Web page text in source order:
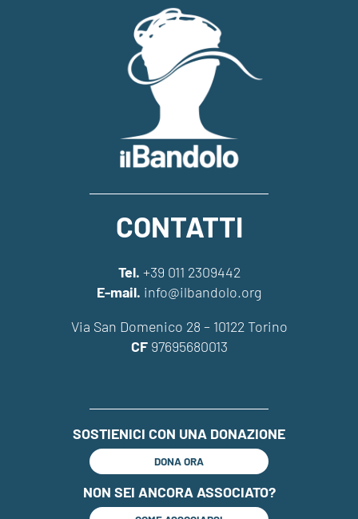
CONTATTI
Tel. +39 011 2309442
E-mail. info@ilbandolo.org
Via San Domenico 28 – 10122 Torino
CF97695680013
SOSTIENICI CON UNA DONAZIONE
DONA ORA
NON SEI ANCORA ASSOCIATO?